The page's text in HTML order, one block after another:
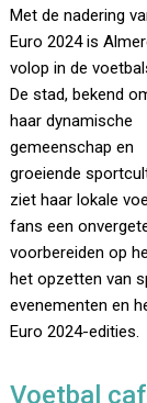
Met de nadering
Euro 2024 is
volop in de
De stad, bekend
haar dynamische
gemeenschap en
groeiende
ziet haar lokale
fans een
voorbereiden op
het opzetten van
evenementen en
Euro 2024-edities.
Voetbal